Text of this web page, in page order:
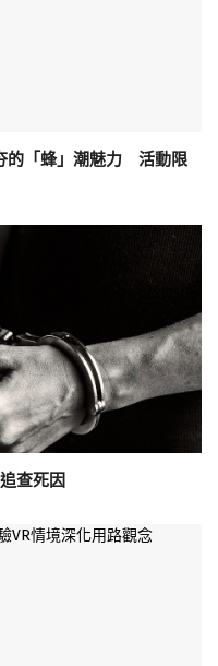
的「蜂」潮魅力 活動限
查死因